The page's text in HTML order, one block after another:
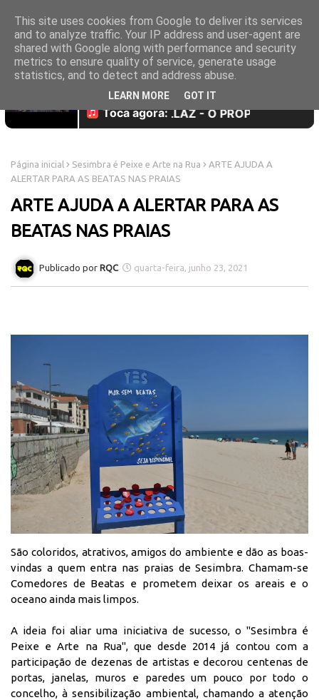
Página inicial Sesimbra é Peixe e Arte na Rua
ARTE AJUDA A
ALERTAR PARA AS BEATAS NAS PRAIAS
ARTE AJUDA A ALERTAR PARA AS
BEATAS NAS PRAIAS
RQC quarta-feira, junho 23, 2021
São coloridos, atrativos, amigos do ambiente e dão as boas-
vindas a quem entra nas praias de Sesimbra. Chamam-se
Comedores de Beatas e prometem deixar os areais e o
oceano ainda mais limpos.
A ideia foi aliar uma iniciativa de sucesso, o "Sesimbra é
Peixe e Arte na Rua", que desde 2014 já contou com a
participação de dezenas de artistas e decorou centenas de
portas, janelas, muros e paredes um pouco por todo o
concelho, à sensibilização ambiental, chamando a atenção
This site uses cookies from Google to deliver its services
and to analyze traffic. Your IP address and user-agent are
shared with Google along with performance and security
metrics to ensure quality of service, generate usage
statistics, and to detect and address abuse.
LEARN MORE GOT IT